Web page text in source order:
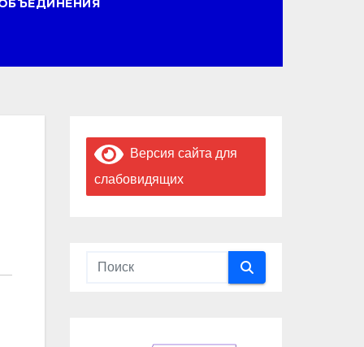
Версия сайта для
слабовидящих